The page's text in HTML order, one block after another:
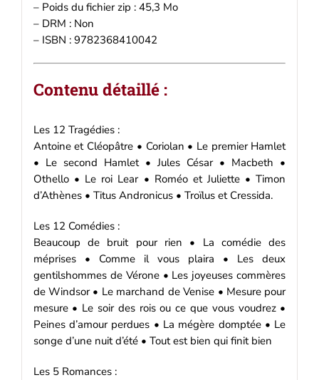
– Poids du fichier zip : 45,3 Mo
– DRM : Non
– ISBN : 9782368410042
Contenu détaillé :
Les 12 Tragédies :
Antoine et Cléopâtre • Coriolan • Le premier Hamlet
• Le second Hamlet • Jules César • Macbeth •
Othello • Le roi Lear • Roméo et Juliette • Timon
d’Athènes • Titus Andronicus • Troïlus et Cressida.
Les 12 Comédies :
Beaucoup de bruit pour rien • La comédie des
méprises • Comme il vous plaira • Les deux
gentilshommes de Vérone • Les joyeuses commères
de Windsor • Le marchand de Venise • Mesure pour
mesure • Le soir des rois ou ce que vous voudrez •
Peines d’amour perdues • La mégère domptée • Le
songe d’une nuit d’été • Tout est bien qui finit bien
Les 5 Romances :